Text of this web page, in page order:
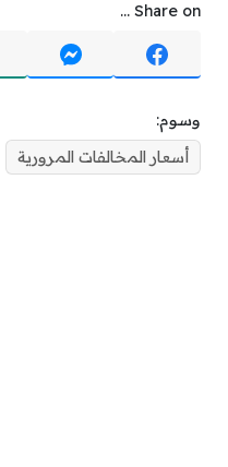
Share on ...
وسوم:
أسعار المخالفات المرورية